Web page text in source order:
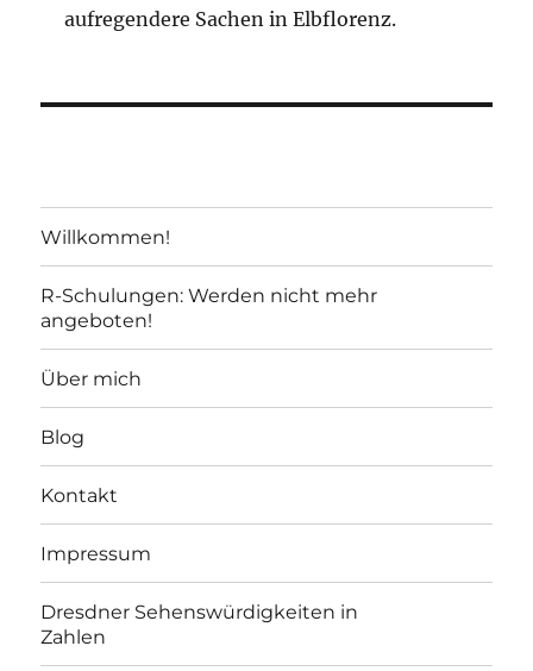
aufregendere Sachen in Elbflorenz.
Willkommen!
R-Schulungen: Werden nicht mehr
angeboten!
Über mich
Blog
Kontakt
Impressum
Dresdner Sehenswürdigkeiten in
Zahlen